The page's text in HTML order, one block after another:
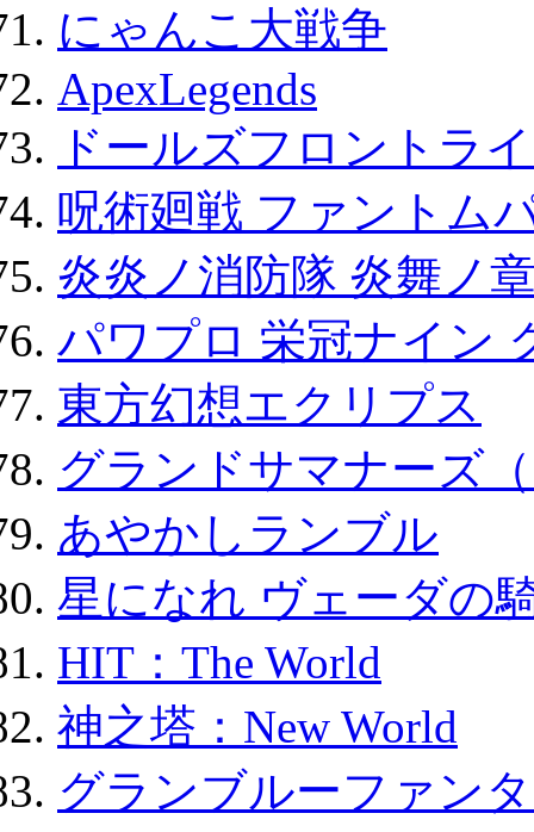
にゃんこ大戦争
ApexLegends
ドールズフロントラ
呪術廻戦 ファントム
炎炎ノ消防隊 炎舞ノ
パワプロ 栄冠ナイン
東方幻想エクリプス
グランドサマナーズ
あやかしランブル
星になれ ヴェーダの
HIT：The World
神之塔：New World
グランブルーファン